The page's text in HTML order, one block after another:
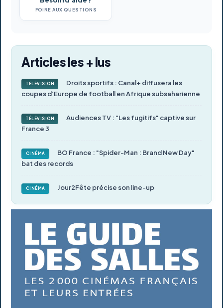
FOIRE AUX QUESTIONS
Articles les + lus
TÉLÉVISION
Droits sportifs : Canal+ diffusera les
coupes d’Europe de football en Afrique subsaharienne
TÉLÉVISION
Audiences TV : "Les fugitifs" captive sur
France 3
CINÉMA
BO France : "Spider-Man : Brand New Day"
bat des records
CINÉMA Jour2Fête précise son line-up